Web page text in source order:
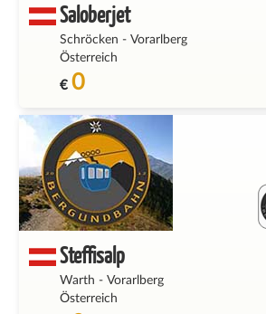
Saloberjet
Schröcken - Vorarlberg
Österreich
€ 0
Steffisalp
Warth - Vorarlberg
Österreich